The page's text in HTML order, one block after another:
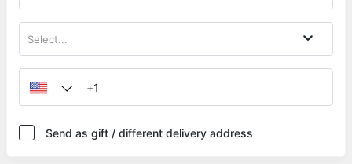
Select...
Send as gift / different delivery address